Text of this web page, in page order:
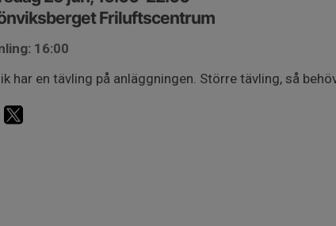
Friluftscentrum
16:00
har en tävling på anläggningen. Större tävling, så